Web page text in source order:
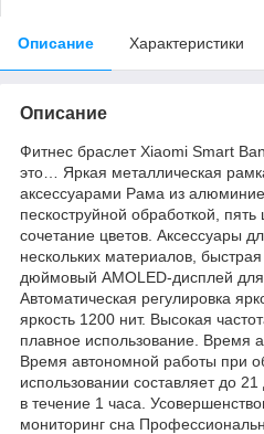
Описание Характеристики
Описание
Фитнес браслет Xiaomi Smart
это… Яркая металлическая
аксессуарами Рама из
пескоструйной обработкой, пять
сочетание цветов. Аксессуары
нескольких материалов,
дюймовый AMOLED-дисплей
Автоматическая регулировка
яркость 1200 нит. Высокая
плавное использование. Время
Время автономной работы при
использовании составляет до
в течение 1 часа.
мониторинг сна